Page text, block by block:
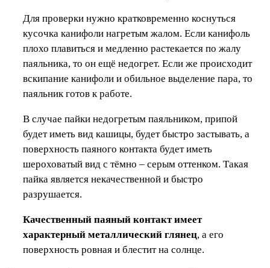
Для проверки нужно кратковременно коснуться
кусочка канифоли нагретым жалом. Если канифоль
плохо плавиться и медленно растекается по жалу
паяльника, то он ещё недогрет. Если же происходит
вскипание канифоли и обильное выделение пара, то
паяльник готов к работе.
В случае пайки недогретым паяльником, припой
будет иметь вид кашицы, будет быстро застывать, а
поверхность паяного контакта будет иметь
шероховатый вид с тёмно – серым оттенком. Такая
пайка является некачественной и быстро
разрушается.
Качественный паяный контакт имеет
характерный металлический глянец, а его
поверхность ровная и блестит на солнце.